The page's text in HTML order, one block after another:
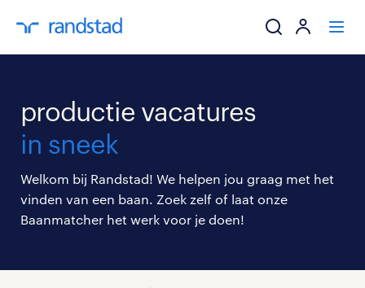
mijn carrière
over randstad
productie vacatures
in sneek
Welkom bij Randstad! We helpen jou graag met het
vinden van een baan. Zoek zelf of laat onze
Baanmatcher het werk voor je doen!